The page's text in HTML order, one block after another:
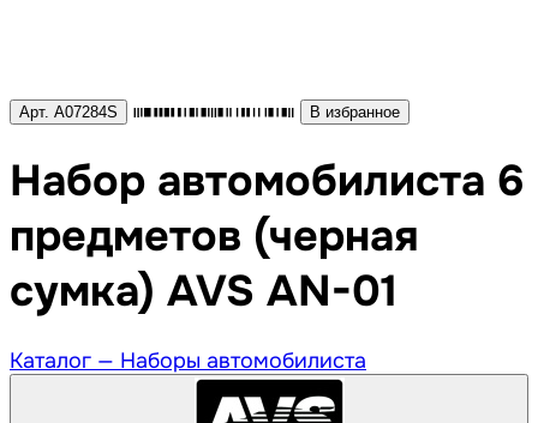
Арт. A07284S В избранное
Набор автомобилиста 6
предметов (черная
сумка) AVS AN-01
Каталог — Наборы автомобилиста